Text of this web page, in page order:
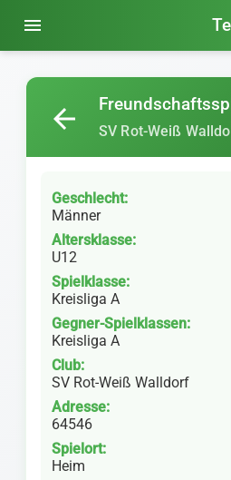
menu
SV Rot-Weiß
arrow_back
Geschlecht:
Männer
Altersklasse:
U12
Spielklasse:
Kreisliga A
Gegner-Spielklassen:
Kreisliga A
Club:
SV Rot-Weiß Walldorf
Adresse:
64546
Spielort:
Heim